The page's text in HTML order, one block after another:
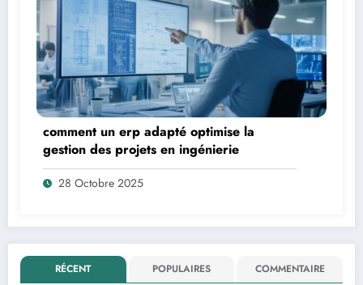
comment un erp adapté optimise la
gestion des projets en ingénierie
28 Octobre 2025
RÉCENT POPULAIRES COMMENTAIRE